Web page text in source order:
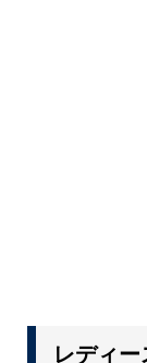
レディ